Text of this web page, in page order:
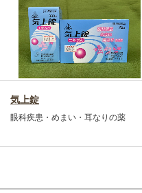
気上錠
眼科疾患・めまい・耳なりの薬